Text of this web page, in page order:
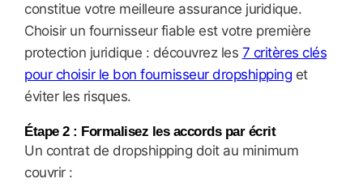
constitue votre meilleure assurance juridique.
Choisir un fournisseur fiable est votre première
protection juridique : découvrez les 7 critères clés
pour choisir le bon fournisseur dropshipping et
éviter les risques.
Étape 2 : Formalisez les accords par écrit
Un contrat de dropshipping doit au minimum
couvrir :